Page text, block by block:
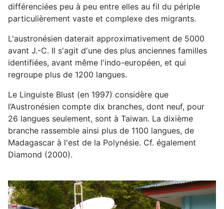
différenciées peu à peu entre elles au fil du périple
particulièrement vaste et complexe des migrants.
L'austronésien daterait approximativement de 5000
avant J.-C. Il s'agit d'une des plus anciennes familles
identifiées, avant même l'indo-européen, et qui
regroupe plus de 1200 langues.
Le Linguiste Blust (en 1997) considère que
l’Austronésien compte dix branches, dont neuf, pour
26 langues seulement, sont à Taiwan. La dixième
branche rassemble ainsi plus de 1100 langues, de
Madagascar à l'est de la Polynésie. Cf. également
Diamond (2000).